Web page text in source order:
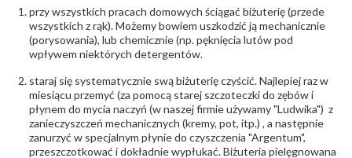
Bezpieczeństwo
- rodzaj
ostrzeżenia:
Nie nadaje się dla dzieci w wieku poniżej 3 lat
, Elementy w wyrobie wykonane z białego złota
zawierają nikiel
przy wszystkich pracach domowych ściągać biżuterię (przede
wszystkich z rąk). Możemy bowiem uszkodzić ją mechanicznie
(porysowania), lub chemicznie (np. pęknięcia lutów pod
wpływem niektórych detergentów.
staraj się systematycznie swą biżuterię czyścić. Najlepiej raz w
miesiącu przemyć (za pomocą starej szczoteczki do zębów i
płynem do mycia naczyń (w naszej firmie używamy "Ludwika") z
zanieczyszczeń mechanicznych (kremy, pot, itp.) , a następnie
zanurzyć w specjalnym płynie do czyszczenia "Argentum",
przeszczotkować i dokładnie wypłukać. Biżuteria pielęgnowana